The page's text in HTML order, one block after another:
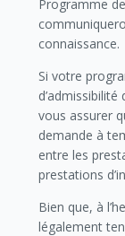
Programme
connaissance.
Si votre
vous assurer
demande à
entre les
prestations
Bien que, à
légalement